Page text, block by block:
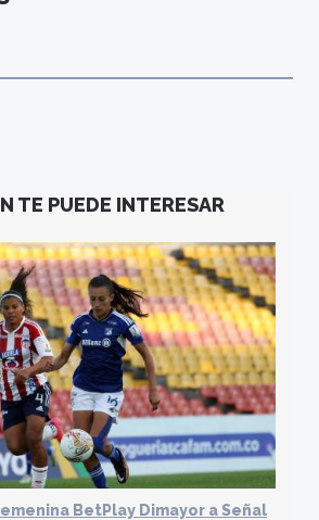
TE PUEDE INTERESAR
BetPlay Dimayor a Señal